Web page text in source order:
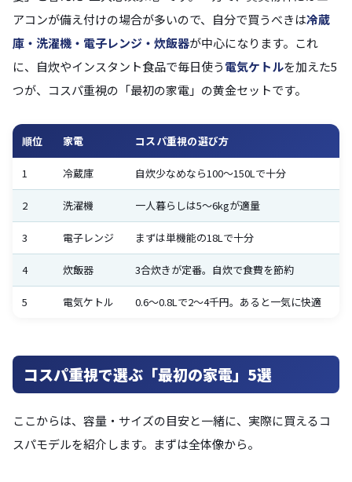
アコンが備え付けの場合が多いので、自分で買うべきは冷蔵
庫・洗濯機・電子レンジ・炊飯器が中心になります。これ
に、自炊やインスタント食品で毎日使う電気ケトルを加えた5
つが、コスパ重視の「最初の家電」の黄金セットです。
順位 家電 コスパ重視の選び方
1 冷蔵庫 自炊少なめなら100〜150Lで十分
2 洗濯機 一人暮らしは5〜6kgが適量
3 電子レンジ まずは単機能の18Lで十分
4 炊飯器 3合炊きが定番。自炊で食費を節約
5 電気ケトル 0.6〜0.8Lで2〜4千円。あると一気に快適
コスパ重視で選ぶ「最初の家電」5選
ここからは、容量・サイズの目安と一緒に、実際に買えるコ
スパモデルを紹介します。まずは全体像から。